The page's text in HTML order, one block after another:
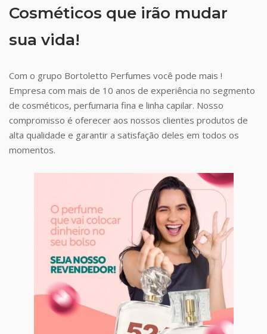
Cosméticos que irão mudar
sua vida!
Com o grupo Bortoletto Perfumes você pode mais !
Empresa com mais de 10 anos de experiência no segmento
de cosméticos, perfumaria fina e linha capilar. Nosso
compromisso é oferecer aos nossos clientes produtos de
alta qualidade e garantir a satisfação deles em todos os
momentos.